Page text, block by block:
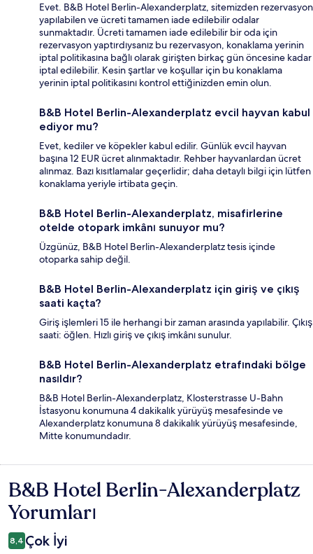
Evet. B&B Hotel Berlin-Alexanderplatz, sitemizden rezervasyon
yapılabilen ve ücreti tamamen iade edilebilir odalar
sunmaktadır. Ücreti tamamen iade edilebilir bir oda için
rezervasyon yaptırdıysanız bu rezervasyon, konaklama yerinin
iptal politikasına bağlı olarak girişten birkaç gün öncesine kadar
iptal edilebilir. Kesin şartlar ve koşullar için bu konaklama
yerinin iptal politikasını kontrol ettiğinizden emin olun.
B&B Hotel Berlin-Alexanderplatz evcil hayvan kabul
ediyor mu?
Evet, kediler ve köpekler kabul edilir. Günlük evcil hayvan
başına 12 EUR ücret alınmaktadır. Rehber hayvanlardan ücret
alınmaz. Bazı kısıtlamalar geçerlidir; daha detaylı bilgi için lütfen
konaklama yeriyle irtibata geçin.
B&B Hotel Berlin-Alexanderplatz, misafirlerine
otelde otopark imkânı sunuyor mu?
Üzgünüz, B&B Hotel Berlin-Alexanderplatz tesis içinde
otoparka sahip değil.
B&B Hotel Berlin-Alexanderplatz için giriş ve çıkış
saati kaçta?
Giriş işlemleri 15 ile herhangi bir zaman arasında yapılabilir. Çıkış
saati: öğlen. Hızlı giriş ve çıkış imkânı sunulur.
B&B Hotel Berlin-Alexanderplatz etrafındaki bölge
nasıldır?
B&B Hotel Berlin-Alexanderplatz, Klosterstrasse U-Bahn
İstasyonu konumuna 4 dakikalık yürüyüş mesafesinde ve
Alexanderplatz konumuna 8 dakikalık yürüyüş mesafesinde,
Mitte konumundadır.
Yorumlar
B&B Hotel Berlin-Alexanderplatz
Yorumları
8,4 Çok İyi